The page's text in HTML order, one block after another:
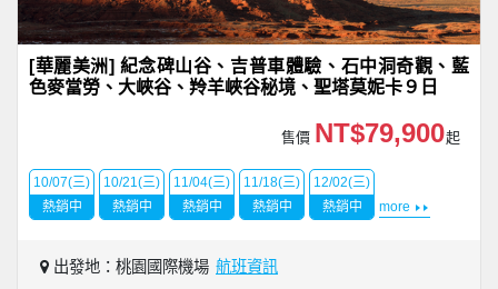
[華麗美洲] 紀念碑山谷、吉普車體驗、石中洞奇觀、藍
色麥當勞、大峽谷、羚羊峽谷秘境、聖塔莫妮卡９日
售價 NT$79,900起
10/07(三)
熱銷中
10/21(三)
熱銷中
11/04(三)
熱銷中
11/18(三)
熱銷中
12/02(三)
熱銷中
more
出發地：桃園國際機場 航班資訊